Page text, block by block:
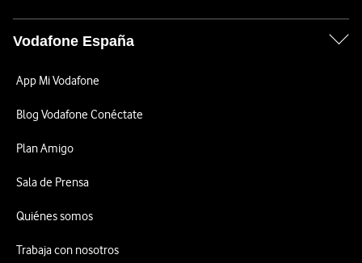
Vodafone España
App Mi Vodafone
Blog Vodafone Conéctate
Plan Amigo
Sala de Prensa
Quiénes somos
Trabaja con nosotros